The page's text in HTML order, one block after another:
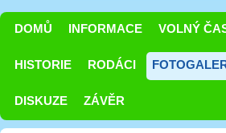
DOMŮ INFORMACE VOLNÝ
HISTORIE RODÁCI
DISKUZE ZÁVĚR